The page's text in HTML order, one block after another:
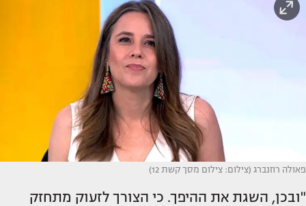
פאולה רוזנברג (צילום: צילום מסך קשת 12)
"ובכן, השגת את ההיפך. כי הצורך לזעוק מתחזק